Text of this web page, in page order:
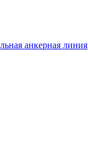
анкерная линия